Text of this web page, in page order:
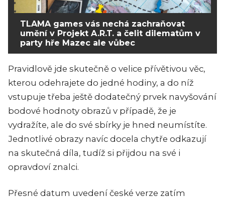
TLAMA games vás nechá zachraňovat
umění v Projekt A.R.T. a čelit dilematům v
party hře Mazec ale vůbec
Pravidlově jde skutečně o velice přívětivou věc,
kterou odehrajete do jedné hodiny, a do níž
vstupuje třeba ještě dodatečný prvek navyšování
bodové hodnoty obrazů v případě, že je
vydražíte, ale do své sbírky je hned neumístíte.
Jednotlivé obrazy navíc docela chytře odkazují
na skutečná díla, tudíž si přijdou na své i
opravdoví znalci.
Přesné datum uvedení české verze zatím